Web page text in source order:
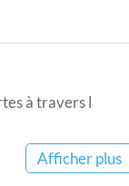
à travers l
Afficher plus